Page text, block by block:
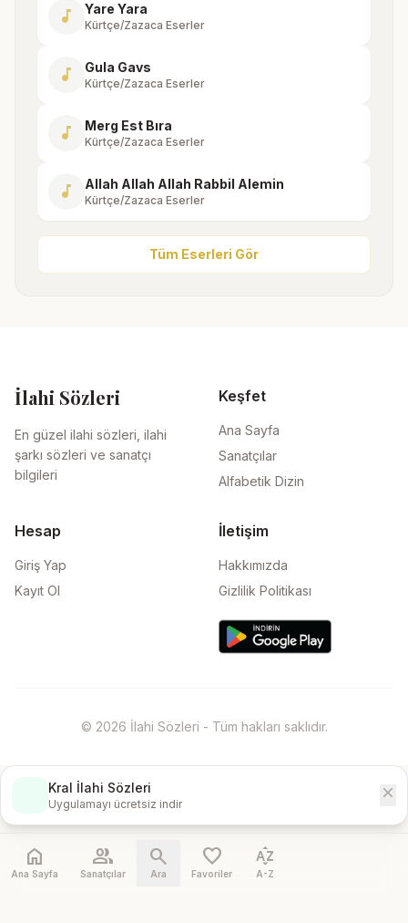
music_note Yare Yara
Kürtçe/Zazaca Eserler
music_note Gula Gavs
Kürtçe/Zazaca Eserler
music_note Merg Est Bıra
Kürtçe/Zazaca Eserler
music_note Allah Allah Allah Rabbil Alemin
Kürtçe/Zazaca Eserler
Tüm Eserleri Gör
İlahi Sözleri
En güzel ilahi sözleri, ilahi
şarkı sözleri ve sanatçı
bilgileri
Keşfet
Ana Sayfa
Sanatçılar
Alfabetik Dizin
Hesap
Giriş Yap
Kayıt Ol
İletişim
Hakkımızda
Gizlilik Politikası
© 2026 İlahi Sözleri - Tüm hakları saklıdır.
Kral İlahi Sözleri
Uygulamayı ücretsiz indir
close
home
Ana Sayfa
people
Sanatçılar
search
Ara
favorite
Favoriler
sort_by_alpha
A-Z